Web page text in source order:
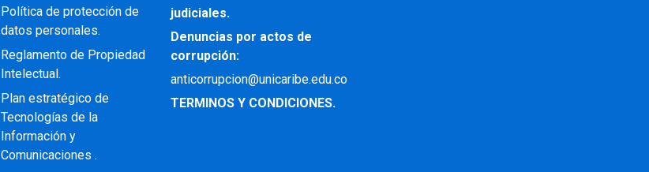
Política de protección de
datos personales.
Reglamento de Propiedad
Intelectual .
Plan estratégico de
Tecnologías de la
Información y
Comunicaciones .
judiciales.
Denuncias por actos de
corrupción:
anticorrupcion@unicaribe.edu.co
TERMINOS Y CONDICIONES.